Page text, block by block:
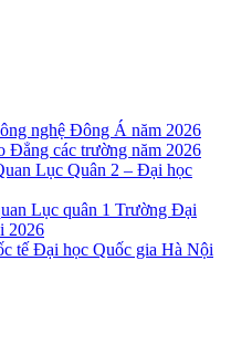
nghệ Đông Á năm 2026
Đẳng các trường năm 2026
Lục Quân 2 – Đại học
Lục quân 1 Trường Đại
2026
tế Đại học Quốc gia Hà Nội